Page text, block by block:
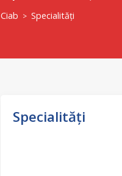
Ciab > Specialități
Specialități